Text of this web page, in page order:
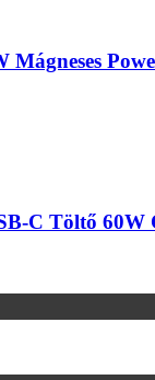
Mágneses
C Töltő 60W